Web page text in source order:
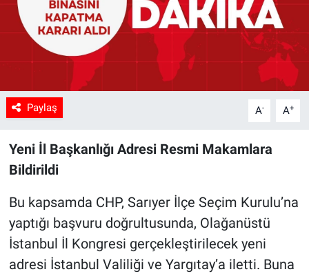
Paylaş A- A+
Yeni İl Başkanlığı Adresi Resmi Makamlara
Bildirildi
Bu kapsamda CHP, Sarıyer İlçe Seçim Kurulu’na
yaptığı başvuru doğrultusunda, Olağanüstü
İstanbul İl Kongresi gerçekleştirilecek yeni
adresi İstanbul Valiliği ve Yargıtay’a iletti. Buna